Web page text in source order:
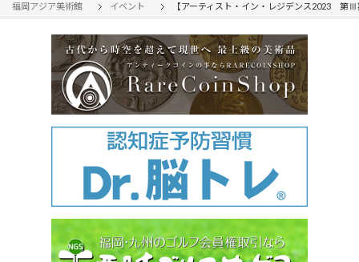
福岡アジア美術館 イベント 【アーティスト・イン・レジデンス2023 第